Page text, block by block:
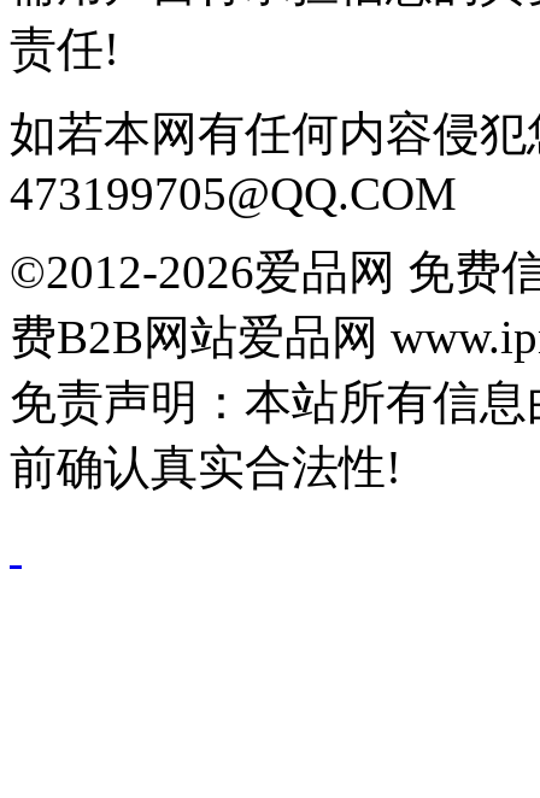
责任!
如若本网有任何内容侵
473199705@QQ.COM
©2012-2026爱品网 免费
费B2B网站爱品网
免责声明：本站所有信
前确认真实合法性!